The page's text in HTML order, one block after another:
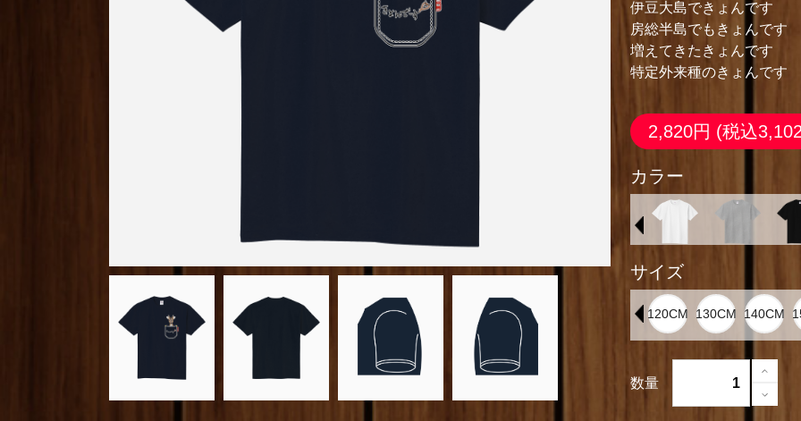
伊豆大島できょんです
房総半島でもきょんです
増えてきたきょんです
特定外来種のきょんです
2,820円 (税込
カラー
サイズ
数量